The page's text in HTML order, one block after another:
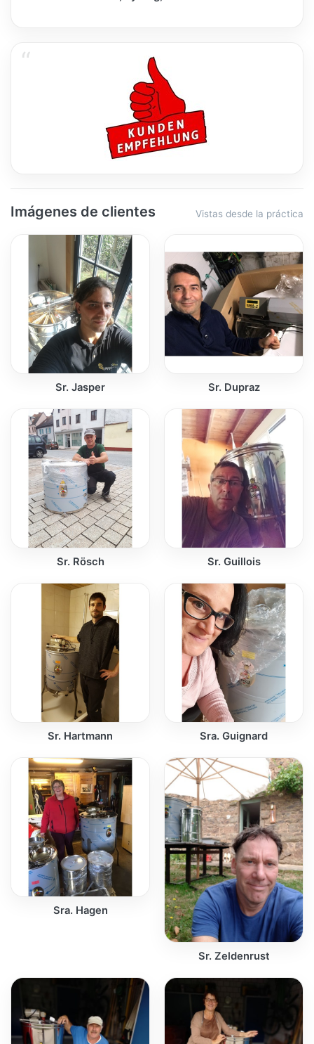
Imágenes de clientes Vistas desde la práctica
Sr. Jasper Sr. Dupraz
Sr. Rösch Sr. Guillois
Sr. Hartmann Sra. Guignard
Sra. Hagen
Sr. Zeldenrust